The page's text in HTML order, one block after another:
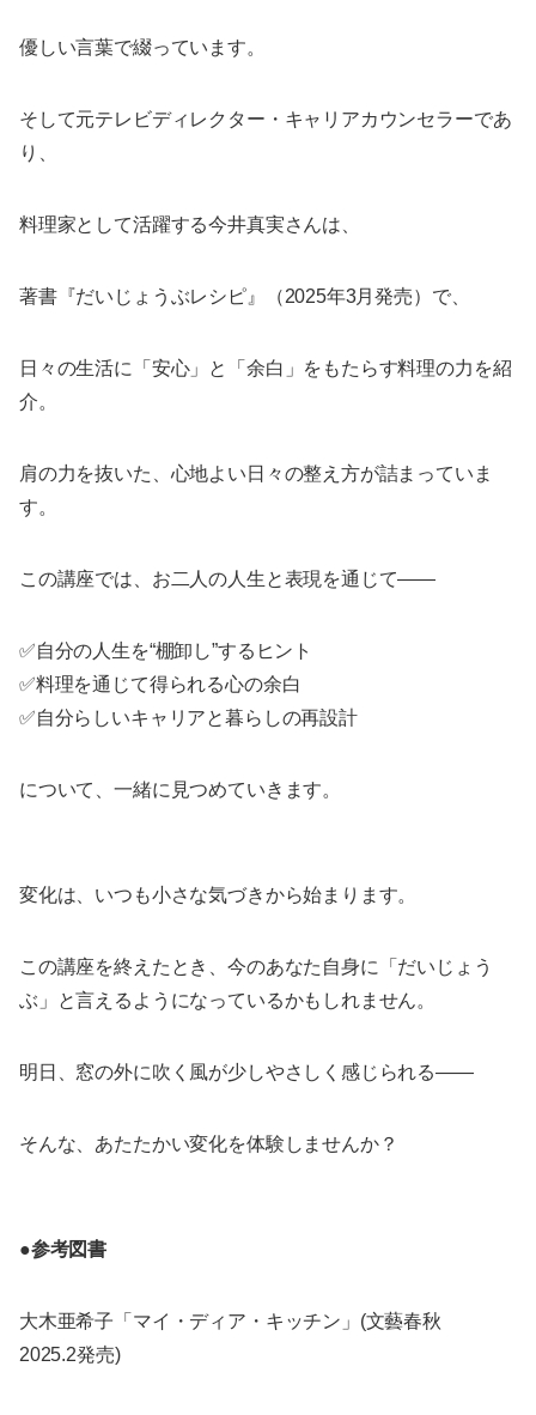
優しい言葉で綴っています。
そして元テレビディレクター・キャリアカウンセラーであ
り、
料理家として活躍する今井真実さんは、
著書『だいじょうぶレシピ』（2025年3月発売）で、
日々の生活に「安心」と「余白」をもたらす料理の力を紹
介。
肩の力を抜いた、心地よい日々の整え方が詰まっていま
す。
この講座では、お二人の人生と表現を通じて――
✅自分の人生を“棚卸し”するヒント
✅料理を通じて得られる心の余白
✅自分らしいキャリアと暮らしの再設計
について、一緒に見つめていきます。
変化は、いつも小さな気づきから始まります。
この講座を終えたとき、今のあなた自身に「だいじょう
ぶ」と言えるようになっているかもしれません。
明日、窓の外に吹く風が少しやさしく感じられる――
そんな、あたたかい変化を体験しませんか？
●参考図書
大木亜希子「マイ・ディア・キッチン」(文藝春秋
2025.2発売)